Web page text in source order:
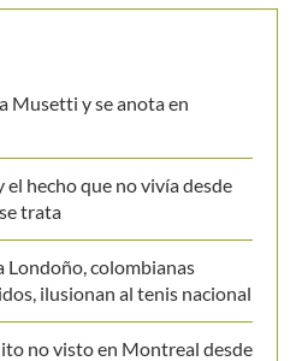
Musetti y se anota en
el hecho que no vivía desde
trata
Londoño, colombianas
ilusionan al tenis nacional
no visto en Montreal desde